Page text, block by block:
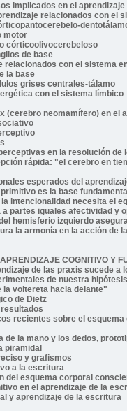
implicados en el
relacionados con el
motor
córticoolivocerebeloso
de base
relacionados con el sistema
la base
grises centrales-tálamo
con el sistema límbico
(cerebro neomamífero) en el
en la resolución de
rápida: "el cerebro en
esperados del
es la base
la intencionalidad necesita el
a partes iguales afectividad y
hemisferio izquierdo
la armonía en la acción de
COGNITIVO Y
de las praxis sucede
de nuestra hipótesis
voltereta hacia delante"
de Dietz
recientes sobre el
de la mano y los dedos,
piramidal
y grafismos
a la escritura
del esquema corporal
en el aprendizaje de la
y aprendizaje de la escritura